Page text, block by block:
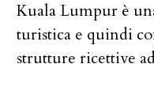
Kuala Lumpur è
turistica e quindi
strutture ricettive